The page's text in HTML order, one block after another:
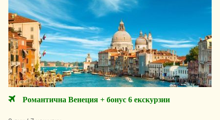
Романтична Венеция + бонус 6 екскурзии